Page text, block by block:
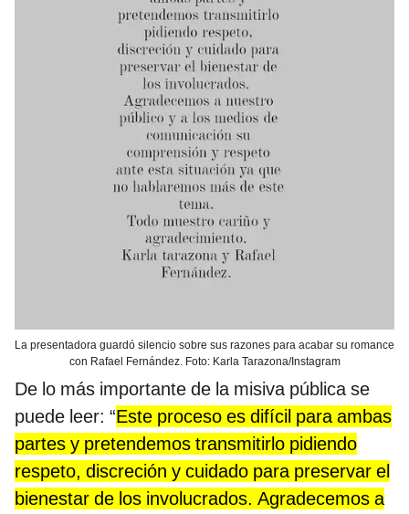
La presentadora guardó silencio sobre sus razones para acabar su romance
con Rafael Fernández. Foto: Karla Tarazona/Instagram
De lo más importante de la misiva pública se
puede leer: “Este proceso es difícil para ambas
partes y pretendemos transmitirlo pidiendo
respeto, discreción y cuidado para preservar el
bienestar de los involucrados. Agradecemos a